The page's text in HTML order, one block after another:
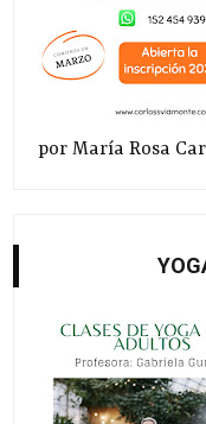
por María Rosa